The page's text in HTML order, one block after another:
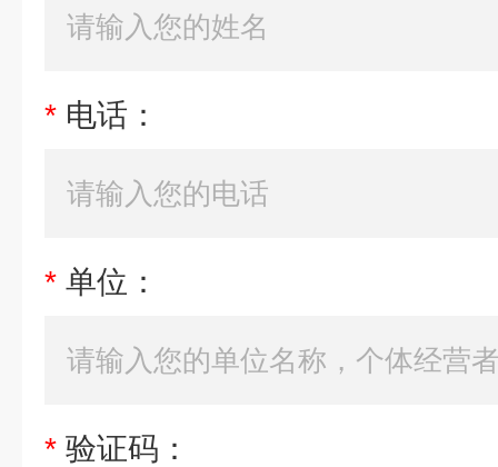
* 电话：
* 单位：
* 验证码：